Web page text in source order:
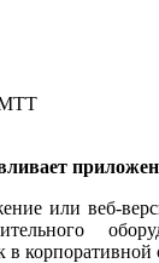
МТТ
или веб-
в корпоративной